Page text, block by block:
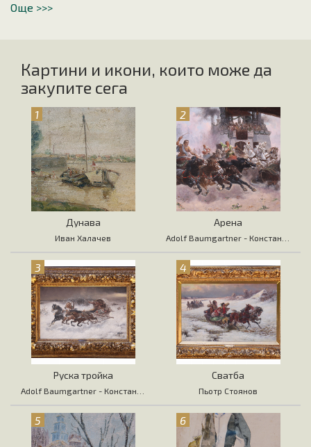
Още >>>
Картини и икони, които може да
закупите сега
1
Дунава
Иван Халачев
2
Арена
3
Руска тройка
4
Сватба
Пьотр Стоянов
5 6